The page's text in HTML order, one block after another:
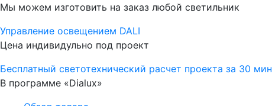
Мы можем изготовить на заказ любой светильник
Управление освещением DALI
Цена индивидульно под проект
Бесплатный светотехнический расчет проекта за 30 мин
В программе «Dialux»